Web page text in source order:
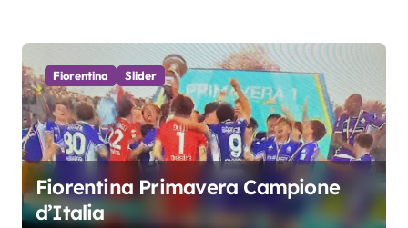
Fiorentina Slider
Fiorentina Primavera Campione
d’Italia